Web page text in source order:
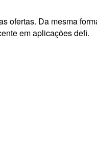
Da mesma
em aplicações defi.